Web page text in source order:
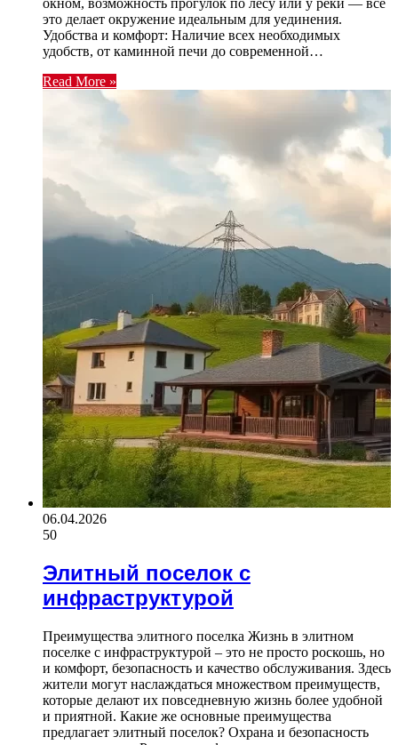
окном, возможность прогулок по лесу или у реки — все
это делает окружение идеальным для уединения.
Удобства и комфорт: Наличие всех необходимых
удобств, от каминной печи до современной…
Read More »
06.04.2026
50
Элитный поселок с
инфраструктурой
Преимущества элитного поселка Жизнь в элитном
поселке с инфраструктурой – это не просто роскошь, но
и комфорт, безопасность и качество обслуживания. Здесь
жители могут наслаждаться множеством преимуществ,
которые делают их повседневную жизнь более удобной
и приятной. Какие же основные преимущества
предлагает элитный поселок? Охрана и безопасность